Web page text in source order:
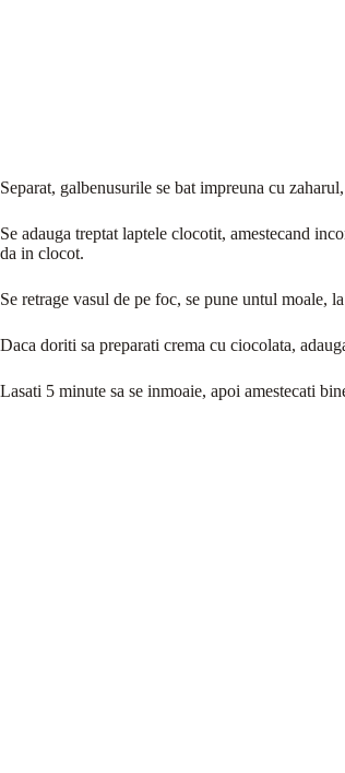
Separat, galbenusurile se bat impreuna cu
Se adauga treptat laptele clocotit, amestecand
da in clocot.
Se retrage vasul de pe foc, se pune untul moale,
Daca doriti sa preparati crema cu ciocolata,
Lasati 5 minute sa se inmoaie, apoi amestecati